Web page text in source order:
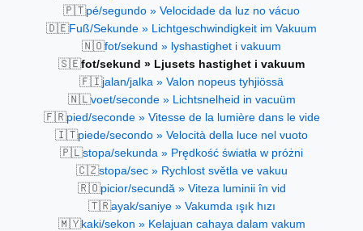
🇵🇹pé/segundo » Velocidade da luz no vácuo
🇩🇪Fuß/Sekunde » Lichtgeschwindigkeit im Vakuum
🇳🇴fot/sekund » lyshastighet i vakuum
🇸🇪fot/sekund » Ljusets hastighet i vakuum
🇫🇮jalan/jalka » Valon nopeus tyhjiössä
🇳🇱voet/seconde » Lichtsnelheid in vacuüm
🇫🇷pied/seconde » Vitesse de la lumière dans le vide
🇮🇹piede/secondo » Velocità della luce nel vuoto
🇵🇱stopa/sekunda » Prędkość światła w próżni
🇨🇿stopa/sec » Rychlost světla ve vakuu
🇷🇴picior/secundă » Viteza luminii în vid
🇹🇷ayak/saniye » Vakumda ışık hızı
🇲🇾kaki/sekon » Kelajuan cahaya dalam vakum